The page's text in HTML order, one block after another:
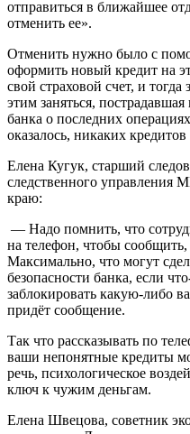
отправиться в ближайшее
отменить ее».
Отменить нужно было с
оформить новый кредит на
свой страховой счет, и
этим заняться,
банка о последних
оказалось, никаких
Елена Кугук, cтарший
следственного
краю:
— Надо помнить, что
на телефон, чтобы сообщить,
Максимально, что могут
безопасности банка, если
заблокировать какую-либо
придёт сообщение.
Так что рассказывать по
ваши непонятные кредиты
речь, психологическое
ключ к чужим деньгам.
Елена Швецова, советник